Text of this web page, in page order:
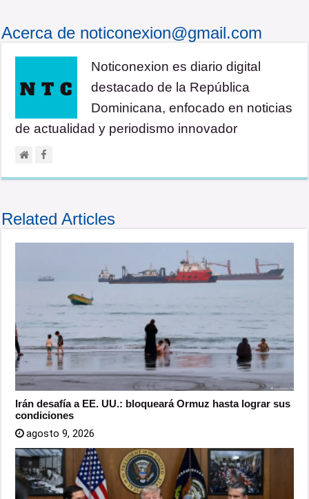
Acerca de noticonexion@gmail.com
Noticonexion es diario digital
destacado de la República
Dominicana, enfocado en noticias
de actualidad y periodismo innovador
Related Articles
Irán desafía a EE. UU.: bloqueará Ormuz hasta lograr sus
condiciones
agosto 9, 2026